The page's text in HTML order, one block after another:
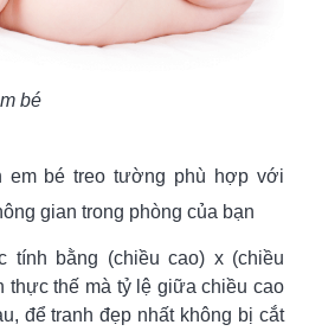
bé
em bé treo tường phù hợp với
gian trong phòng của bạn
tính bằng (chiều cao) x (chiều
thực thế mà tỷ lệ giữa chiều cao
để tranh đẹp nhất không bị cắt